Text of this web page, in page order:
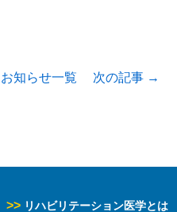
お知らせ一覧 次の記事 →
>> リハビリテーション医学とは